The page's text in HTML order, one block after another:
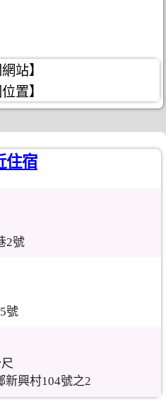
站】
置】
住宿
2號
號
新興村104號之2